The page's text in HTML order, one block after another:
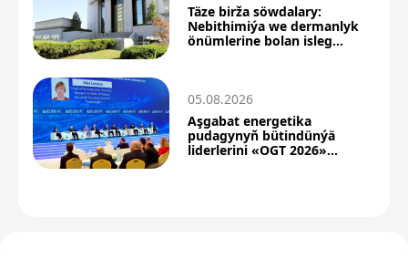
Täze birža söwdalary:
Nebithimiýa we dermanlyk
önümlerine bolan isleg
05.08.2026
Aşgabat energetika
pudagynyň bütindünýä
liderlerini «OGT 2026»